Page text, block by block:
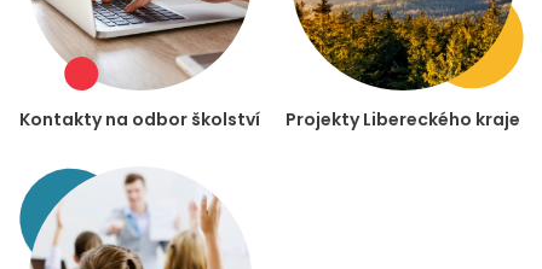
Kontakty na odbor školství Projekty Libereckého kraje